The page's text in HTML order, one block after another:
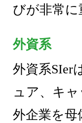
びが非常に
外資系
外資系SIer
ュア、キ
外企業を母